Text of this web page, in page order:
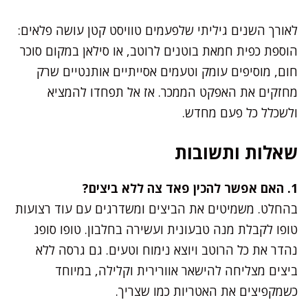
לאורך השנים גיליתי שלפעמים טוויסט קטן עושה פלאים:
הוספת כפית חמאת בוטנים לרוטב, או סילאן במקום סוכר
חום, מוסיפים עומק וטעמים אסייתיים אותנטיים שרק
מחזקים את האפקט הממכר. אז אל תפחדו להמציא
ולשכלל כל פעם מחדש.
שאלות ותשובות
1. האם אפשר להכין פאד צה ללא ביצים?
בהחלט. משמיטים את הביצים ומשדרגים עם עוד רצועות
טופו לקבלת מנה טבעונית ועשירה בחלבון. טופו סופג
נהדר את כל הרוטב ויוצא נימוח וטעים. גם גרסה ללא
ביצים מצליחה להישאר אוורירית וקלילה, במיוחד
כשמקפיצים את האטריות כמו שצריך.